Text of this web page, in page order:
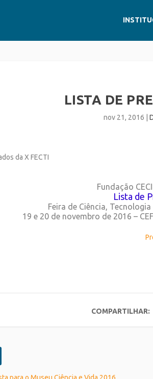
LISTA DE
nov 21, 2016 |
Fundação
Lista de
Feira de Ciência,
19 e 20 de novembro de 2016 –
COMPARTILHAR: